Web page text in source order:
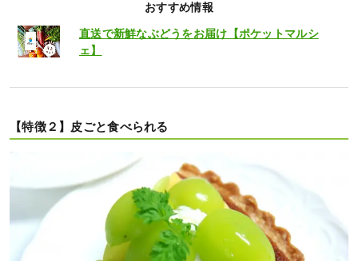
おすすめ情報
直送で新鮮なぶどうをお届け【ポケットマルシ
ェ】
【特徴２】皮ごと食べられる